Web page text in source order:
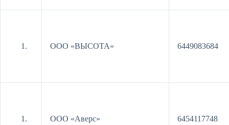
ООО «ВЫСОТА» 6449083684
ООО «Аверс» 6454117748